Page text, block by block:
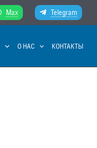
Max Telegram
О НАС КОНТАКТЫ